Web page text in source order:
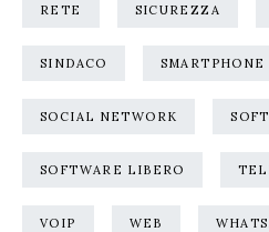
RETE SICUREZZA
SINDACO SMARTPHONE
SOCIAL NETWORK
SOFTWARE LIBERO
VOIP WEB